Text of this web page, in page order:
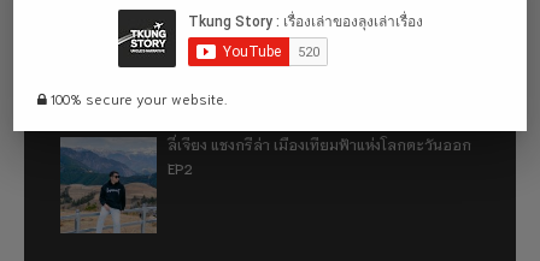
เที่ยวฮ่องกง จะหลงได้ยังไง EP1
ลี่เจียง แชงกรีล่า เมืองเทียมฟ้าแห่งโลกตะวันออก
EP2
100% secure your website.